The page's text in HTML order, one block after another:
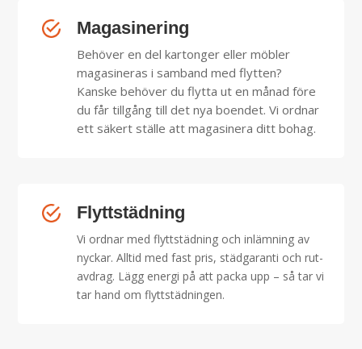
Magasinering
Behöver en del kartonger eller möbler
magasineras i samband med flytten?
Kanske behöver du flytta ut en månad före
du får tillgång till det nya boendet. Vi ordnar
ett säkert ställe att magasinera ditt bohag.
Flyttstädning
Vi ordnar med flyttstädning och inlämning av
nyckar. Alltid med fast pris, städgaranti och rut-
avdrag. Lägg energi på att packa upp – så tar vi
tar hand om flyttstädningen.